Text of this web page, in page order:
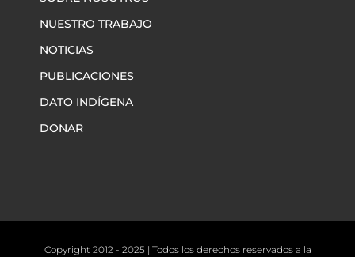
NUESTRO TRABAJO
NOTICIAS
PUBLICACIONES
DATO INDÍGENA
DONAR
Copyright 2012 - 2025 | Todos los derechos reservados a la